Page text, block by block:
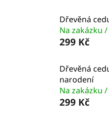
Dřevěná
Na zakázku
299 Kč
Dřevěná
narodení
Na zakázku
299 Kč